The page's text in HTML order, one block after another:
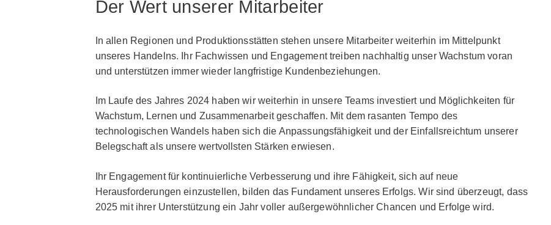
Der Wert unserer Mitarbeiter
In allen Regionen und Produktionsstätten stehen unsere Mitarbeiter weiterhin im Mittelpunkt
unseres Handelns. Ihr Fachwissen und Engagement treiben nachhaltig unser Wachstum voran
und unterstützen immer wieder langfristige Kundenbeziehungen.
Im Laufe des Jahres 2024 haben wir weiterhin in unsere Teams investiert und Möglichkeiten für
Wachstum, Lernen und Zusammenarbeit geschaffen. Mit dem rasanten Tempo des
technologischen Wandels haben sich die Anpassungsfähigkeit und der Einfallsreichtum unserer
Belegschaft als unsere wertvollsten Stärken erwiesen.
Ihr Engagement für kontinuierliche Verbesserung und ihre Fähigkeit, sich auf neue
Herausforderungen einzustellen, bilden das Fundament unseres Erfolgs. Wir sind überzeugt, dass
2025 mit ihrer Unterstützung ein Jahr voller außergewöhnlicher Chancen und Erfolge wird.